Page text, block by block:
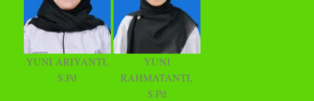
YUNI ARIYANTI,
S.Pd
YUNI
RAHMATANTI,
S.Pd